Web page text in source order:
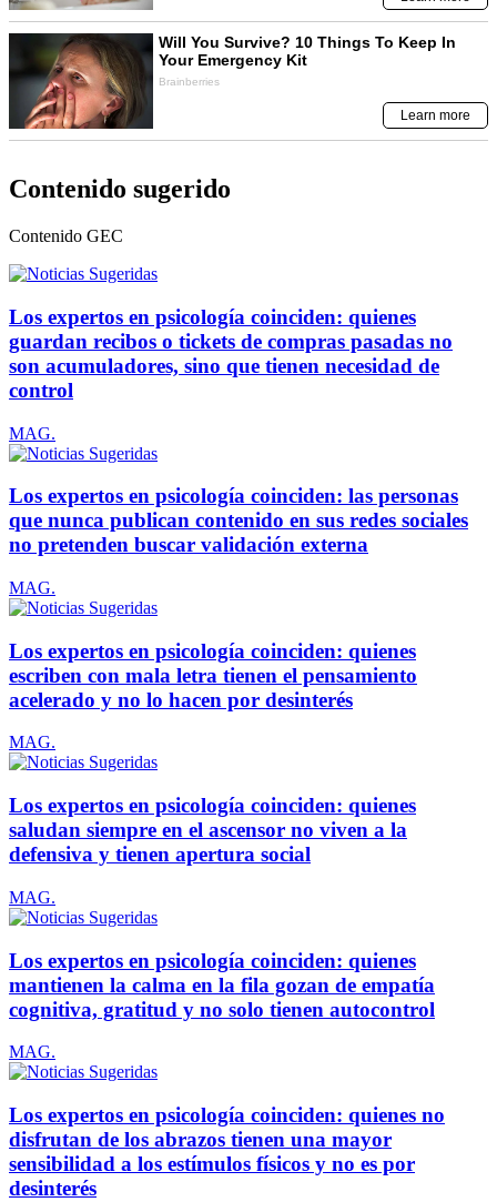
Contenido sugerido
Contenido GEC
Los expertos en psicología coinciden: quienes
guardan recibos o tickets de compras pasadas no
son acumuladores, sino que tienen necesidad de
control
MAG.
Los expertos en psicología coinciden: las personas
que nunca publican contenido en sus redes sociales
no pretenden buscar validación externa
MAG.
Los expertos en psicología coinciden: quienes
escriben con mala letra tienen el pensamiento
acelerado y no lo hacen por desinterés
MAG.
Los expertos en psicología coinciden: quienes
saludan siempre en el ascensor no viven a la
defensiva y tienen apertura social
MAG.
Los expertos en psicología coinciden: quienes
mantienen la calma en la fila gozan de empatía
cognitiva, gratitud y no solo tienen autocontrol
MAG.
Los expertos en psicología coinciden: quienes no
disfrutan de los abrazos tienen una mayor
sensibilidad a los estímulos físicos y no es por
desinterés